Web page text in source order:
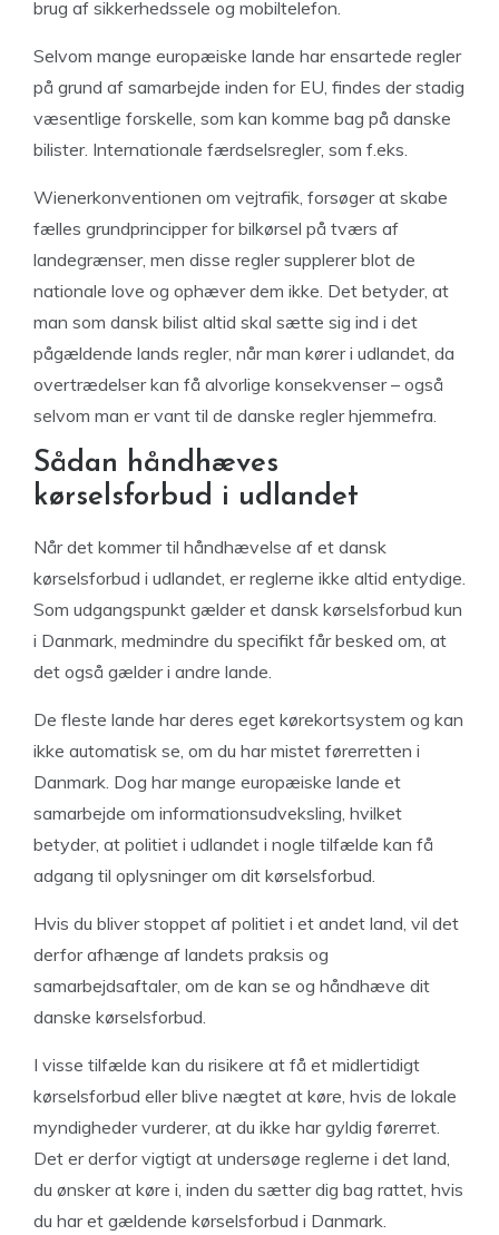
brug af sikkerhedssele og mobiltelefon.
Selvom mange europæiske lande har ensartede regler
på grund af samarbejde inden for EU, findes der stadig
væsentlige forskelle, som kan komme bag på danske
bilister. Internationale færdselsregler, som f.eks.
Wienerkonventionen om vejtrafik, forsøger at skabe
fælles grundprincipper for bilkørsel på tværs af
landegrænser, men disse regler supplerer blot de
nationale love og ophæver dem ikke. Det betyder, at
man som dansk bilist altid skal sætte sig ind i det
pågældende lands regler, når man kører i udlandet, da
overtrædelser kan få alvorlige konsekvenser – også
selvom man er vant til de danske regler hjemmefra.
Sådan håndhæves
kørselsforbud i udlandet
Når det kommer til håndhævelse af et dansk
kørselsforbud i udlandet, er reglerne ikke altid entydige.
Som udgangspunkt gælder et dansk kørselsforbud kun
i Danmark, medmindre du specifikt får besked om, at
det også gælder i andre lande.
De fleste lande har deres eget kørekortsystem og kan
ikke automatisk se, om du har mistet førerretten i
Danmark. Dog har mange europæiske lande et
samarbejde om informationsudveksling, hvilket
betyder, at politiet i udlandet i nogle tilfælde kan få
adgang til oplysninger om dit kørselsforbud.
Hvis du bliver stoppet af politiet i et andet land, vil det
derfor afhænge af landets praksis og
samarbejdsaftaler, om de kan se og håndhæve dit
danske kørselsforbud.
I visse tilfælde kan du risikere at få et midlertidigt
kørselsforbud eller blive nægtet at køre, hvis de lokale
myndigheder vurderer, at du ikke har gyldig førerret.
Det er derfor vigtigt at undersøge reglerne i det land,
du ønsker at køre i, inden du sætter dig bag rattet, hvis
du har et gældende kørselsforbud i Danmark.